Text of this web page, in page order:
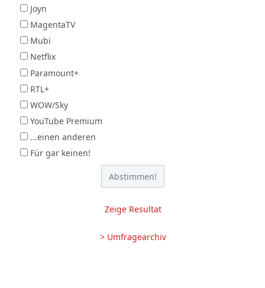
Joyn
MagentaTV
Mubi
Netflix
Paramount+
RTL+
WOW/Sky
YouTube Premium
...einen anderen
Für gar keinen!
Zeige Resultat
> Umfragearchiv